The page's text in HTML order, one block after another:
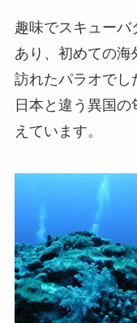
趣味でスキューバ
あり、初めての
訪れたパラオでし
日本と違う異国
えています。